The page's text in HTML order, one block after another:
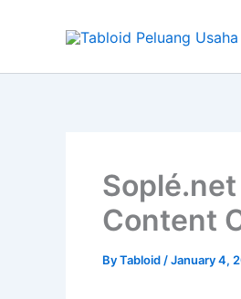
Content
ByTabloid /January 4,
email…